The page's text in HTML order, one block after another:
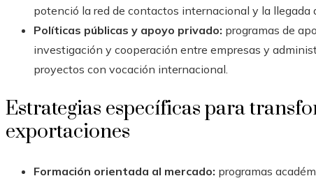
potenció la red de contactos internacional y la llegada
Políticas públicas y apoyo privado: programas de
investigación y cooperación entre empresas y
proyectos con vocación internacional.
Estrategias específicas para
exportaciones
Formación orientada al mercado: programas